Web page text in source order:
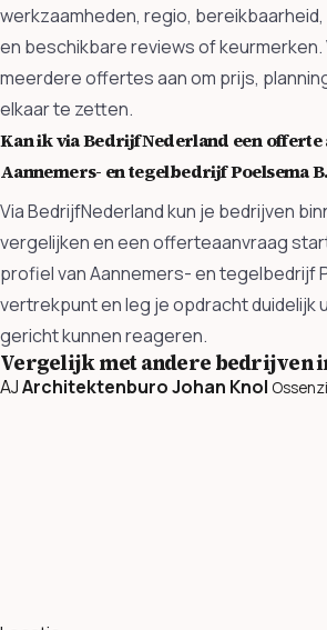
werkzaamheden, regio,
en beschikbare reviews of keurmerken.
meerdere offertes aan om prijs,
elkaar te zetten.
Kan ik via BedrijfNederland een offerte
Aannemers- en tegelbedrijf Poelsema
Via BedrijfNederland kun je bedrijven
vergelijken en een offerteaanvraag
profiel van Aannemers- en tegelbedrijf
vertrekpunt en leg je opdracht duidelijk
gericht kunnen reageren.
Vergelijk met andere bedrijven
AJArchitektenburo Johan Knol